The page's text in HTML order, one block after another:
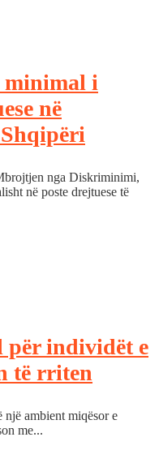
minimal i
në
nga Diskriminimi,
në poste drejtuese të
për individët e
të rriten
një ambient miqësor e
me...